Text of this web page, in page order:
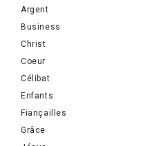
Argent
Business
Christ
Coeur
Célibat
Enfants
Fiançailles
Grâce